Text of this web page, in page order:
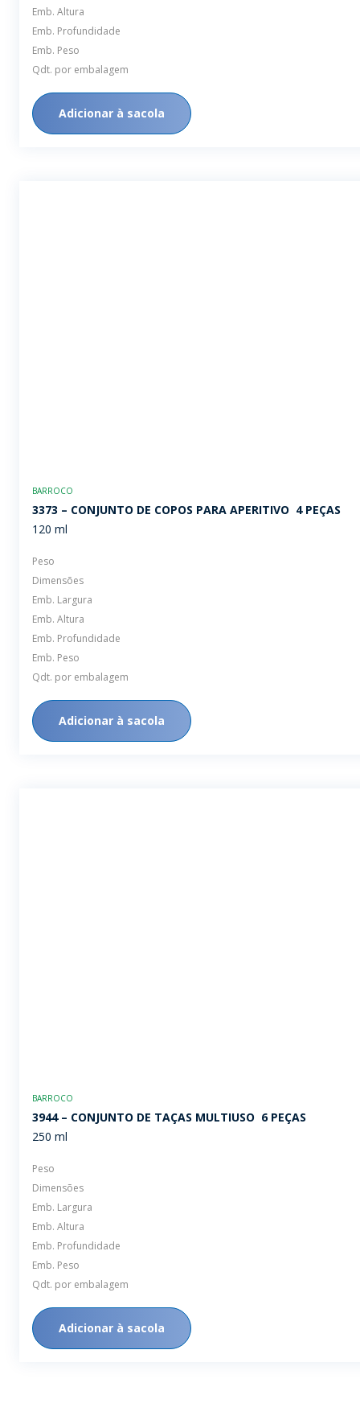
Emb. Altura
Emb. Profundidade
Emb. Peso
Qdt. por embalagem
Adicionar à sacola
BARROCO
3373 – CONJUNTO DE COPOS PARA APERITIVO  4 PEÇAS
120 ml
Peso
Dimensões
Emb. Largura
Emb. Altura
Emb. Profundidade
Emb. Peso
Qdt. por embalagem
Adicionar à sacola
BARROCO
3944 – CONJUNTO DE TAÇAS MULTIUSO  6 PEÇAS
250 ml
Peso
Dimensões
Emb. Largura
Emb. Altura
Emb. Profundidade
Emb. Peso
Qdt. por embalagem
Adicionar à sacola